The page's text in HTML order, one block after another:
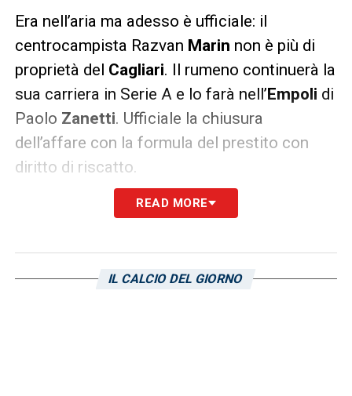
Era nell’aria ma adesso è ufficiale: il
centrocampista Razvan Marin non è più di
proprietà del Cagliari. Il rumeno continuerà la
sua carriera in Serie A e lo farà nell’Empoli di
Paolo Zanetti. Ufficiale la chiusura
dell’affare con la formula del prestito con
diritto di riscatto.
Ecco il comunicato direttamente dal sito
comunica la cessione in prestito con diritto
di riscatto all’Empoli del calciatore Razvan
READ MORE
IL CALCIO DEL GIORNO